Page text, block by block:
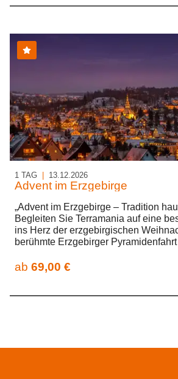
1 TAG | 13.12.2026
Advent im Erzgebirge
„Advent im Erzgebirge – Tradition
Begleiten Sie Terramania auf eine besondere Tagesfahrt
ins Herz der erzgebirgischen
berühmte Erzgebirger
Stimmung zu Hause sind. Ein
bei Krottendorfer Räucherkerzen,
Herzenslust einkaufen können.
Weihnachtszauber – seien Sie dabei!
ab 69,00 €